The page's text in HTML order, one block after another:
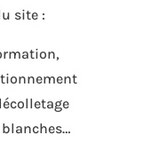
site :